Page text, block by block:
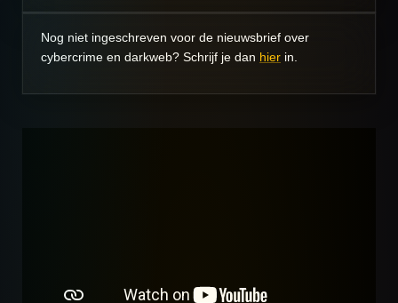
Nog niet ingeschreven voor de nieuwsbrief over
cybercrime en darkweb? Schrijf je dan hier in.